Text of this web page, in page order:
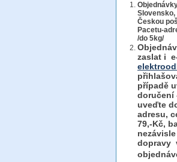
Slovensko,
Českou
Pacetu-
/do 5kg/
zaslat i
případě
doručení
uveďte
adresu,
79,-Kč,
dopravy